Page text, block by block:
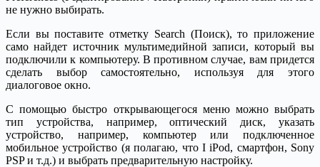
не нужно выбирать.
Если вы поставите отметку Search (Поиск), то приложение
само найдет источник мультимедийной записи, который вы
подключили к компьютеру. В противном случае, вам придется
сделать выбор самостоятельно, используя для этого
диалоговое окно.
С помощью быстро открывающегося меню можно выбрать
тип устройства, например, оптический диск, указать
устройство, например, компьютер или подключенное
мобильное устройство (я полагаю, что I iPod, смартфон, Sony
PSP и т.д.) и выбрать предварительную настройку.